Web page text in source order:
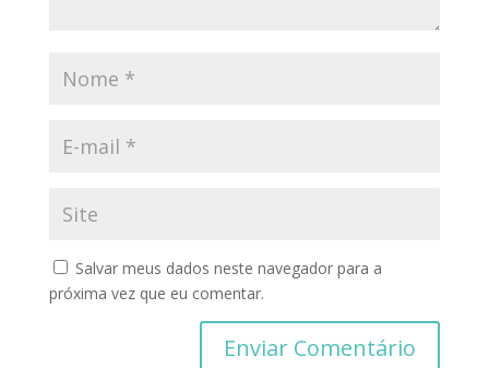
Salvar meus dados neste navegador para a
próxima vez que eu comentar.